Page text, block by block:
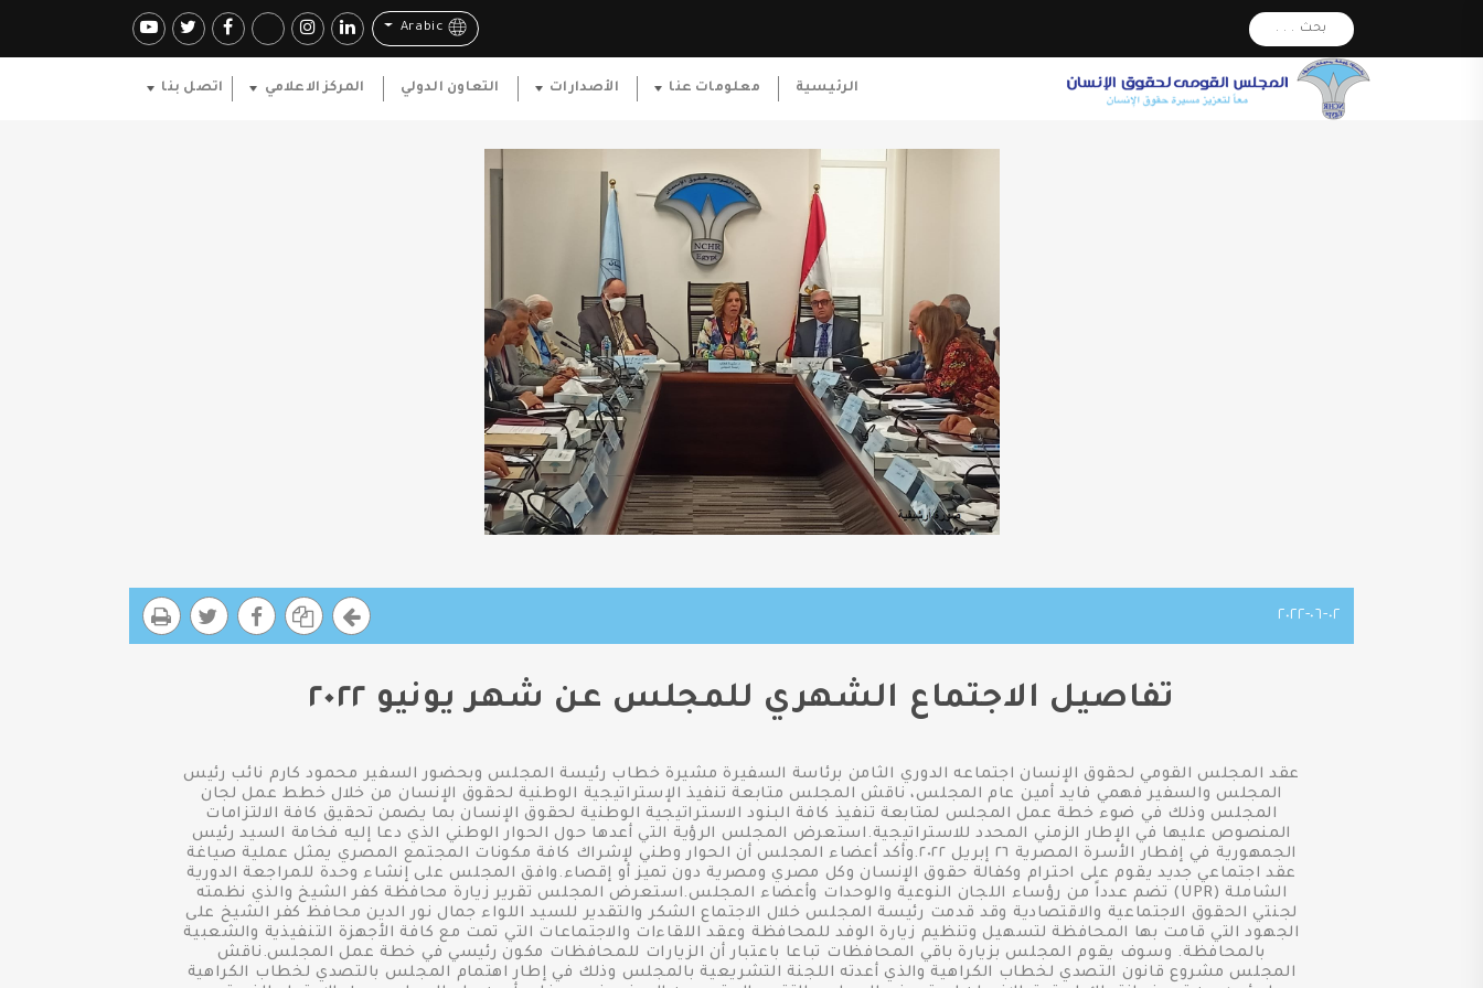
بحث . . . Arabic
الرئيسية معلومات عنا الأصدارات التعاون الدولي المركز الاعلامي اتصل بنا
٠٢-٠٦-٢٠٢٢
تفاصيل الاجتماع الشهري للمجلس عن شهر يونيو ٢٠٢٢
عقد المجلس القومي لحقوق الإنسان اجتماعه الدوري الثامن برئاسة السفيرة مشيرة خطاب رئيسة المجلس وبحضور السفير محمود كارم نائب رئيس
المجلس والسفير فهمي فايد أمين عام المجلس، ناقش المجلس متابعة تنفيذ الإستراتيجية الوطنية لحقوق الإنسان من خلال خطط عمل لجان
المجلس وذلك في ضوء خطة عمل المجلس لمتابعة تنفيذ كافة البنود الاستراتيجية الوطنية لحقوق الإنسان بما يضمن تحقيق كافة الالتزامات
المنصوص عليها في الإطار الزمني المحدد للاستراتيجية.استعرض المجلس الرؤية التي أعدها حول الحوار الوطني الذي دعا إليه فخامة السيد رئيس
الجمهورية في إفطار الأسرة المصرية ٢٦ إبريل ٢٠٢٢.وأكد أعضاء المجلس أن الحوار وطني لإشراك كافة مكونات المجتمع المصري يمثل عملية صياغة
عقد اجتماعي جديد يقوم على احترام وكفالة حقوق الإنسان وكل مصري ومصرية دون تميز أو إقصاء.وافق المجلس على إنشاء وحدة للمراجعة الدورية
الشاملة (UPR) تضم عدداً من رؤساء اللجان النوعية والوحدات وأعضاء المجلس.استعرض المجلس تقرير زيارة محافظة كفر الشيخ والذي نظمته
لجنتي الحقوق الاجتماعية والاقتصادية وقد قدمت رئيسة المجلس خلال الاجتماع الشكر والتقدير للسيد اللواء جمال نور الدين محافظ كفر الشيخ على
الجهود التي قامت بها المحافظة لتسهيل وتنظيم زيارة الوفد للمحافظة وعقد اللقاءات والاجتماعات التي تمت مع كافة الأجهزة التنفيذية والشعبية
بالمحافظة. وسوف يقوم المجلس بزيارة باقي المحافظات تباعا باعتبار أن الزيارات للمحافظات مكون رئيسي في خطة عمل المجلس.ناقش
المجلس مشروع قانون التصدي لخطاب الكراهية والذي أعدته اللجنة التشريعية بالمجلس وذلك في إطار اهتمام المجلس بالتصدي لخطاب الكراهية